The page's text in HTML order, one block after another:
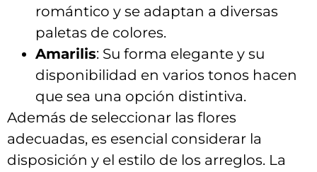
romántico y se adaptan a diversas
paletas de‍ colores.
Amarilis: Su⁢ forma elegante y su‌
disponibilidad​ en varios tonos ⁣hacen
que sea una⁤ opción ‌distintiva.
Además de ⁣seleccionar las flores
adecuadas, ​es esencial ​considerar‌ la‍
disposición y ​el estilo ⁣de ‌los arreglos. La